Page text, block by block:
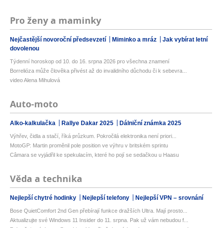
Pro ženy a maminky
Nejčastější novoroční předsevzetí Miminko a mráz
Jak vybírat letní
dovolenou
Týdenní horoskop od 10. do 16. srpna 2026 pro všechna znamení
Borrelióza může člověka přivést až do invalidního důchodu či k sebevra...
video Alena Mihulová
Auto-moto
Alko-kalkulačka Rallye Dakar 2025 Dálniční známka 2025
Výhřev, čidla a stačí, říká průzkum. Pokročilá elektronika není priori...
MotoGP: Martin proměnil pole position ve výhru v britském sprintu
Câmara se vyjádřil ke spekulacím, které ho pojí se sedačkou u Haasu
Věda a technika
Nejlepší chytré hodinky Nejlepší telefony Nejlepší VPN – srovnání
Bose QuietComfort 2nd Gen přebírají funkce dražších Ultra. Mají prosto...
Aktualizujte své Windows 11 Insider do 11. srpna. Pak už vám nebudou f...